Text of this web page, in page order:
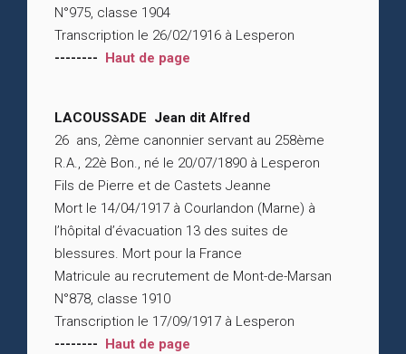
N°975, classe 1904
Transcription le 26/02/1916 à Lesperon
-------- Haut de page
LACOUSSADE Jean dit Alfred
26 ans, 2ème canonnier servant au 258ème
R.A., 22è Bon., né le 20/07/1890 à Lesperon
Fils de Pierre et de Castets Jeanne
Mort le 14/04/1917 à Courlandon (Marne) à
l’hôpital d’évacuation 13 des suites de
blessures. Mort pour la France
Matricule au recrutement de Mont-de-Marsan
N°878, classe 1910
Transcription le 17/09/1917 à Lesperon
-------- Haut de page